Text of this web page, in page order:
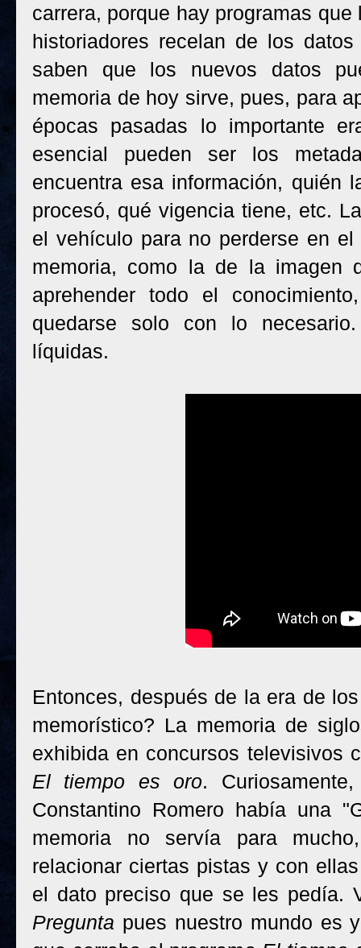
carrera, porque hay programas
historiadores recelan de los
saben que los nuevos datos
memoria de hoy sirve, pues, para
épocas pasadas lo importante
esencial pueden ser los
encuentra esa información, quién
procesó, qué vigencia tiene, etc.
el vehículo para no perderse en
memoria, como la de la imagen
aprehender todo el
quedarse solo con lo
líquidas.
Entonces, después de la era de
memorístico? La memoria de
exhibida en concursos televisivos
El tiempo es oro.
Constantino Romero había una
memoria no servía para
relacionar ciertas pistas y con
el dato preciso que se les pedía.
Pregunta pues nuestro mundo es